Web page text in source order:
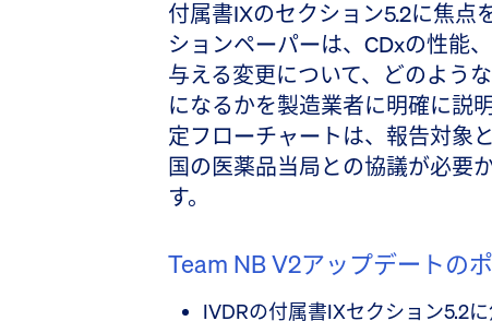
付属書IXのセクション5.2に焦点
ションペーパーは、CDxの性能
与える変更について、どのよう
になるかを製造業者に明確に説
定フローチャートは、報告対象
国の医薬品当局との協議が必要
す。
Team NB V2アップデートの
IVDRの付属書IXセクション5.2